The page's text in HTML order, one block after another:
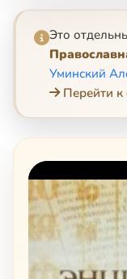
Это
Уминский
Перейти